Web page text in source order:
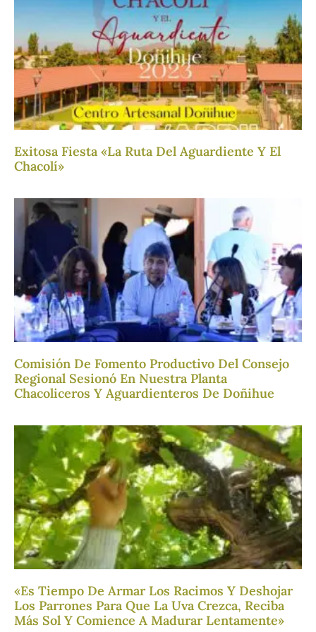
Exitosa Fiesta «La Ruta Del Aguardiente Y El
Chacolí»
Comisión De Fomento Productivo Del Consejo
Regional Sesionó En Nuestra Planta
Chacoliceros Y Aguardienteros De Doñihue
«Es Tiempo De Armar Los Racimos Y Deshojar
Los Parrones Para Que La Uva Crezca, Reciba
Más Sol Y Comience A Madurar Lentamente»